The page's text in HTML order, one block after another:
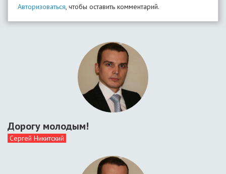
Авторизоваться, чтобы оставить комментарий.
Дорогу молодым!
Сергей Никитский